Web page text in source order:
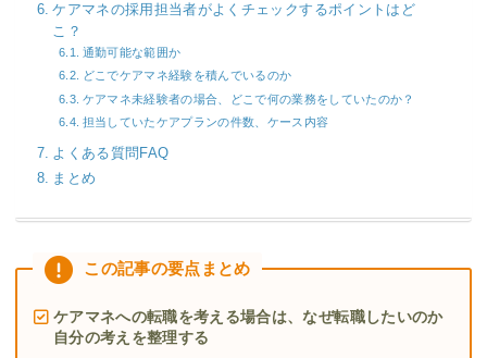
ケアマネの採用担当者がよくチェックするポイントはど
こ？
通勤可能な範囲か
どこでケアマネ経験を積んでいるのか
ケアマネ未経験者の場合、どこで何の業務をしていたのか？
担当していたケアプランの件数、ケース内容
よくある質問FAQ
まとめ
この記事の要点まとめ
ケアマネへの転職を考える場合は、なぜ転職したいのか
自分の考えを整理する